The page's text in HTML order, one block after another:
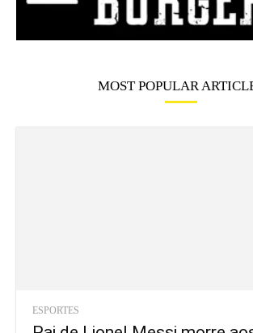
MOST POPULAR
ESPORTES